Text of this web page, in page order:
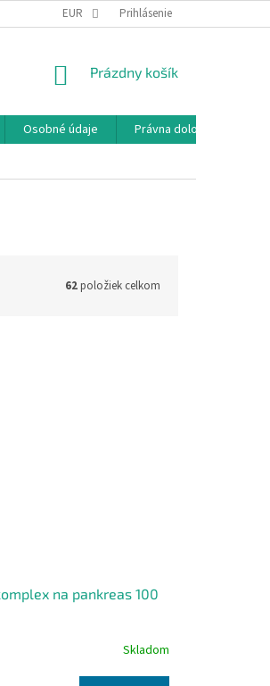
EUR Prihlásenie
NÁKUPNÝ
Prázdny košík
Osobné údaje
Právna doložka
62položiek celkom
na pankreas 100
Skladom